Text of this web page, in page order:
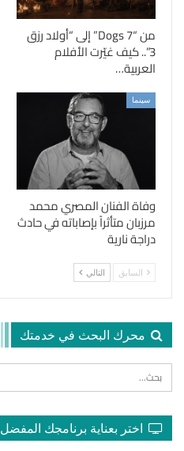
من “7 Dogs” إلى “أولاد رزق
3”.. كيف غيّرت الأفلام
العربية…
سينما
وفاة الفنان المصري محمد
مرزبان متأثراً بإصاباته في حادث
دراجة نارية
السابق التالي
محرك البحث في خدمتك
اختر بعناية برنامجك المفضل